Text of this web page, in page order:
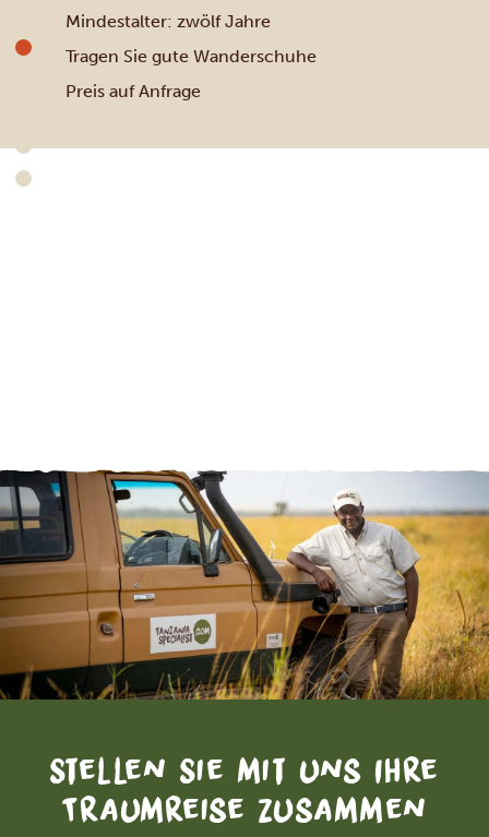
Mindestalter: zwölf Jahre
Tragen Sie gute Wanderschuhe
Preis auf Anfrage
Stellen Sie mit uns Ihre
Traumreise zusammen